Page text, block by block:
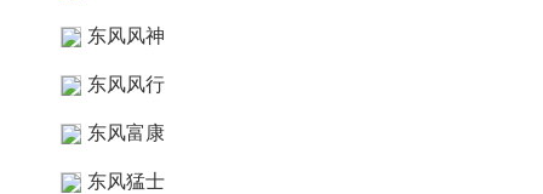
东风风神
东风风行
东风富康
东风猛士